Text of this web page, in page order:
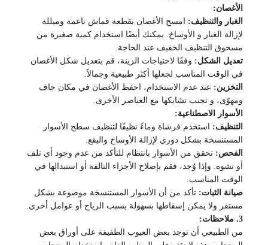
الأغصان:
الغبار والتنظيف:
امسح الأغصان بقطعة قماش ناعمة ومبللة
لإزالة الغبار و
الأوساخ. يمكنك أيضًا استخدام كمية صغيرة من
مسحوق التنظيف الخفيف عند الحاجة.
تعديل الشكل: وفقًا لاحتياجات الزينة، قم بتعديل شكل
الأغصان
في الوقت المناسب لجعلها أكثر طبيعية وجمالاً.
التخزين: عند عدم الاستخدام، احفظ الأغصان في مكان جاف
ومهوّى، و تجنب تشابكها مع العناصر الأخرى.
الأسوار الاصطناعية:
التنظيف:
استخدم فرشاة وماءً نظيفًا لتنظيف سطح الأسوار
المستنسخة بشكل دوري لإزالة الأوساخ والبقع.
الفحص: تحقق من الأسوار بانتظام للتأكد من عدم وجود أي تلف
أو تشوه. وإذا وُجد، فقم بإصلاح الأجزاء التالفة أو استبدالها في
الوقت المناسب.
صيانة الثبات: تأكد من أن الأسوار المستنسخة موضوعة بشكل
مستقر ولا يمكن إسقاطها بسهولة بسبب الرياح أو عوامل أخرى.
3. ملاحظات:
من الطبيعي أن توجد بعض العيوب الطفيفة على أوراق بعض